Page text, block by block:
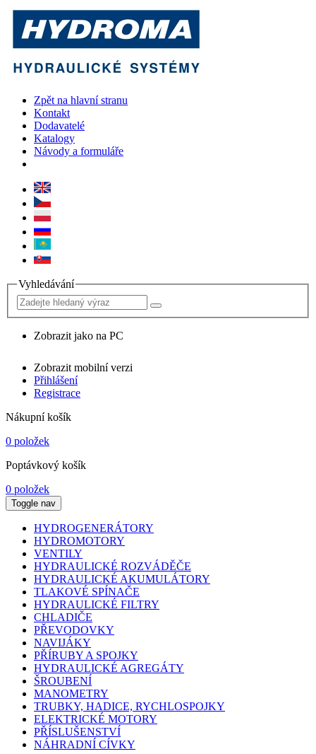
Zpět na hlavní stranu
Kontakt
Dodavatelé
Katalogy
Návody a formuláře
Vyhledávání
Zobrazit jako na PC
Zobrazit mobilní verzi
Přihlášení
Registrace
Nákupní košík
0 položek
Poptávkový košík
0 položek
Toggle nav
HYDROGENERÁTORY
HYDROMOTORY
VENTILY
HYDRAULICKÉ ROZVÁDĚČE
HYDRAULICKÉ AKUMULÁTORY
TLAKOVÉ SPÍNAČE
HYDRAULICKÉ FILTRY
CHLADIČE
PŘEVODOVKY
NAVIJÁKY
PŘÍRUBY A SPOJKY
HYDRAULICKÉ AGREGÁTY
ŠROUBENÍ
MANOMETRY
TRUBKY, HADICE, RYCHLOSPOJKY
ELEKTRICKÉ MOTORY
PŘÍSLUŠENSTVÍ
NÁHRADNÍ CÍVKY